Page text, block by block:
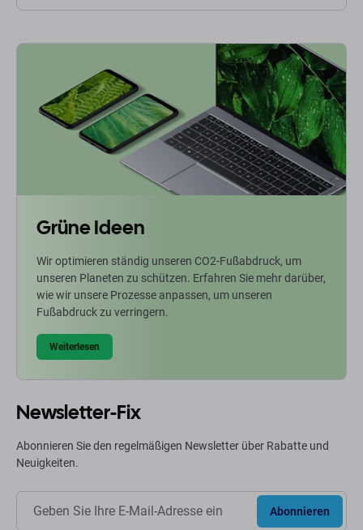
Grüne Ideen
Wir optimieren ständig unseren CO2-Fußabdruck, um
unseren Planeten zu schützen. Erfahren Sie mehr darüber,
wie wir unsere Prozesse anpassen, um unseren
Fußabdruck zu verringern.
Weiterlesen
Newsletter-Fix
Abonnieren Sie den regelmäßigen Newsletter über Rabatte und
Neuigkeiten.
Abonnieren